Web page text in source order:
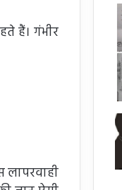
हैं। गंभीर
लापरवाही